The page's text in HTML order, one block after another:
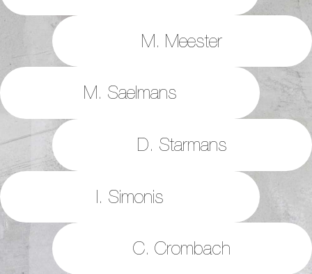
M. Meester
M. Saelmans
D. Starmans
I. Simonis
C. Crombach